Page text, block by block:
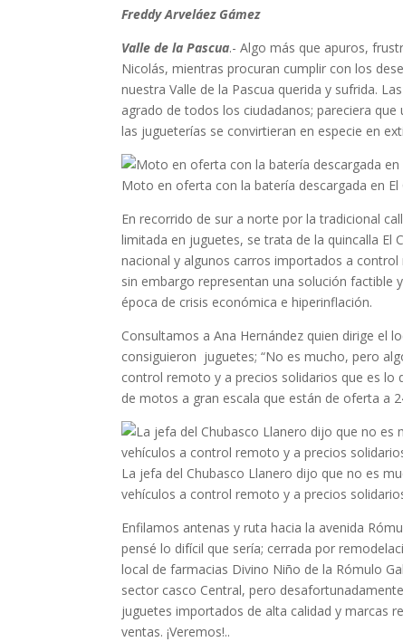
Freddy Arveláez Gámez
Valle de la Pascua.- Algo más que apuros,
Nicolás, mientras procuran cumplir con los
nuestra Valle de la Pascua querida y sufrida.
agrado de todos los ciudadanos; pareciera
las jugueterías se convirtieran en especie en
Moto en oferta con la batería descargada en El
En recorrido de sur a norte por la tradicional
limitada en juguetes, se trata de la quincalla El
nacional y algunos carros importados a
sin embargo representan una solución factible
época de crisis económica e hiperinflación.
Consultamos a Ana Hernández quien dirige el
consiguieron juguetes; “No es mucho, pero
control remoto y a precios solidarios que es
de motos a gran escala que están de oferta a
La jefa del Chubasco Llanero dijo que no es
vehículos a control remoto y a precios
Enfilamos antenas y ruta hacia la avenida
pensé lo difícil que sería; cerrada por
local de farmacias Divino Niño de la Rómulo
sector casco Central, pero
juguetes importados de alta calidad y marcas
ventas. ¡Veremos!..